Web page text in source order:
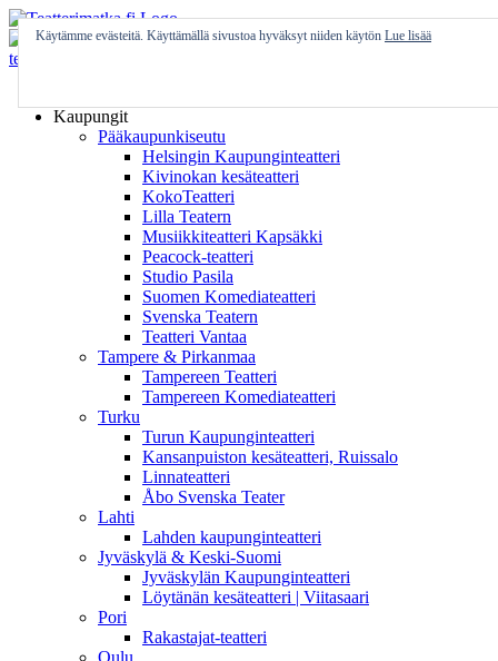
Skip
to
content
Kaupungit
Pääkaupunkiseutu
Helsingin Kaupunginteatteri
Kivinokan kesäteatteri
KokoTeatteri
Lilla Teatern
Musiikkiteatteri Kapsäkki
Peacock-teatteri
Studio Pasila
Suomen Komediateatteri
Svenska Teatern
Teatteri Vantaa
Tampere & Pirkanmaa
Tampereen Teatteri
Tampereen Komediateatteri
Turku
Turun Kaupunginteatteri
Kansanpuiston kesäteatteri, Ruissalo
Linnateatteri
Åbo Svenska Teater
Lahti
Lahden kaupunginteatteri
Jyväskylä & Keski-Suomi
Jyväskylän Kaupunginteatteri
Löytänän kesäteatteri | Viitasaari
Pori
Rakastajat-teatteri
Oulu
Käytämme evästeitä. Käyttämällä sivustoa hyväksyt niiden käytön Lue lisää